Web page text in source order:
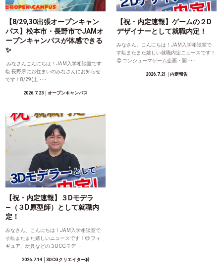
【8/29,30出張オープンキャン
パス】松本市・長野市でJAMオ
ープンキャンパスが体感できる
✨
みなさんこんにちは！JAM入学相談室です
🙋 長野県にお住まいのみなさんにお知らせ
です！8/29(土 ･･･
2026.7.23 │オープンキャンパス
【祝・内定速報】ゲームの２D
デザイナーとして就職内定！
みなさん、こんにちは！JAM入学相談室で
す🙋またまた嬉しい就職内定ニュースです！
😊 コンシューマゲーム企画・開 ･･･
2026.7.21 │内定報告
【祝・内定速報】３Dモデラ
―（３D原型師）として就職内
定！
みなさん、こんにちは！JAM入学相談室で
す🙋またまた嬉しいニュースです！😊 フィ
ギュア、玩具などの３DCGモデ ･･･
2026.7.14│3DCGクリエイター科